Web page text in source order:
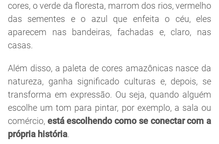
cores, o verde da floresta, marrom dos rios, vermelho
das sementes e o azul que enfeita o céu, eles
aparecem nas bandeiras, fachadas e, claro, nas
casas.
Além disso, a paleta de cores amazônicas nasce da
natureza, ganha significado culturas e, depois, se
transforma em expressão. Ou seja, quando alguém
escolhe um tom para pintar, por exemplo, a sala ou
comércio, está escolhendo como se conectar com a
própria história.